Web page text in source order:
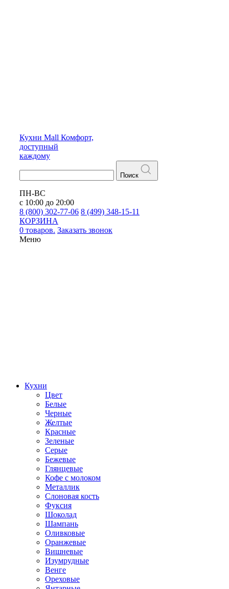
Кухни Mall Комфорт,
доступный
каждому
Поиск
ПН-ВС
с 10:00 до 20:00
8 (800) 302-77-06 8 (499) 348-15-11
КОРЗИНА
0 товаров. Заказать звонок
Меню
Кухни
Цвет
Белые
Черные
Желтые
Красные
Зеленые
Серые
Бежевые
Глянцевые
Кофе с молоком
Металлик
Слоновая кость
Фуксия
Шоколад
Шампань
Оливковые
Оранжевые
Вишневые
Изумрудные
Венге
Ореховые